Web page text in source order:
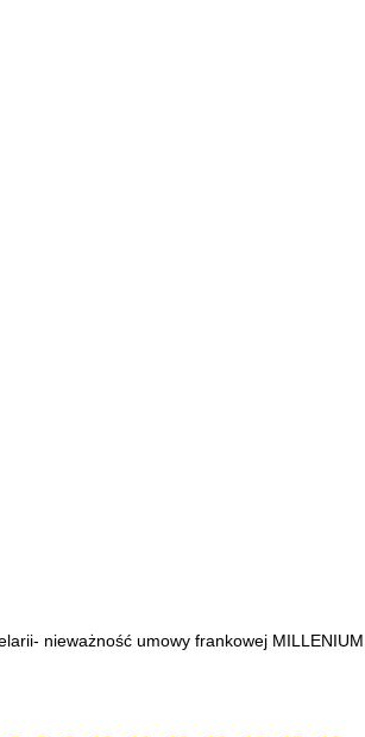
nieważność umowy frankowej MILLENIUM